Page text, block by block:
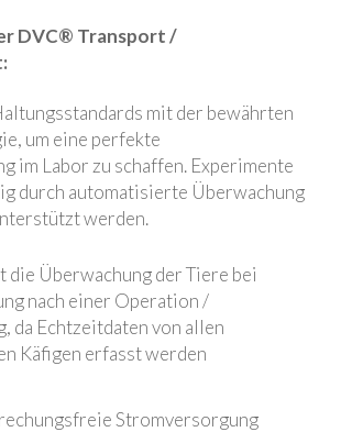
DVC® Transport /
mit der bewährten
um eine perfekte
im Labor zu schaffen. Experimente
durch automatisierte Überwachung
werden.
die Überwachung der Tiere bei
nach einer Operation /
da Echtzeitdaten von allen
Käfigen erfasst werden
Stromversorgung